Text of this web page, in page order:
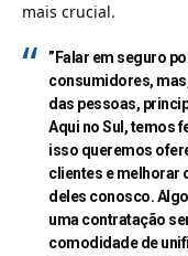
mais crucial.
”Falar em seguro
consumidores,
das pessoas,
Aqui no Sul, temos
isso queremos
clientes e melhorar
deles conosco.
uma contratação
comodidade de